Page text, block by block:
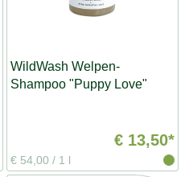
WildWash Welpen-
Shampoo "Puppy Love"
€ 13,50*
€ 54,00 / 1 l